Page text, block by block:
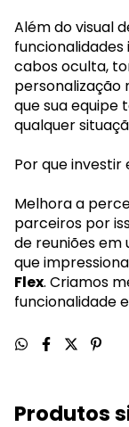
Além do visual
cabos oculta,
personalização
que sua
qualquer
Por que investir
Melhora a
parceiros por
de reuniões
que
Flex. Criamos
funcionalidade
Produtos